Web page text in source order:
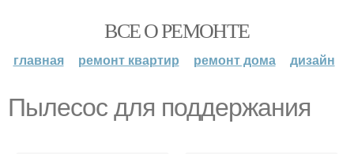
ВСЕ О РЕМОНТЕ
главная ремонт квартир ремонт дома дизайн
Пылесос для поддержания